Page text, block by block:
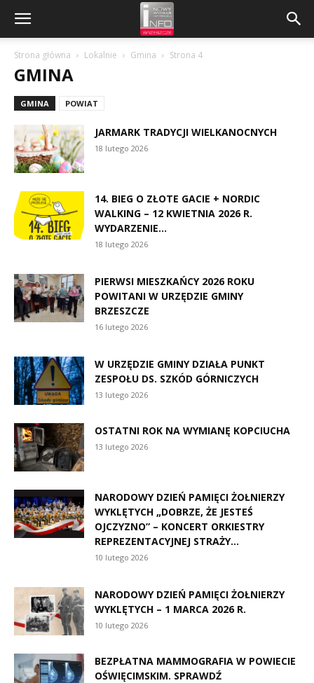
Strona główna Lokalnie Gmina Strona 4
GMINA
GMINA POWIAT
JARMARK TRADYCJI WIELKANOCNYCH
18 lutego 2026
14. BIEG O ZŁOTE GACIE + NORDIC
WALKING – 12 KWIETNIA 2026 R.
WYDARZENIE...
18 lutego 2026
PIERWSI MIESZKAŃCY 2026 ROKU
POWITANI W URZĘDZIE GMINY
BRZESZCZE
16 lutego 2026
W URZĘDZIE GMINY DZIAŁA PUNKT
ZESPOŁU DS. SZKÓD GÓRNICZYCH
13 lutego 2026
OSTATNI ROK NA WYMIANĘ KOPCIUCHA
13 lutego 2026
NARODOWY DZIEŃ PAMIĘCI ŻOŁNIERZY
WYKLĘTYCH „DOBRZE, ŻE JESTEŚ
OJCZYZNO” – KONCERT ORKIESTRY
REPREZENTACYJNEJ STRAŻY...
10 lutego 2026
NARODOWY DZIEŃ PAMIĘCI ŻOŁNIERZY
WYKLĘTYCH – 1 MARCA 2026 R.
10 lutego 2026
BEZPŁATNA MAMMOGRAFIA W POWIECIE
OŚWIĘCIMSKIM. SPRAWDŹ